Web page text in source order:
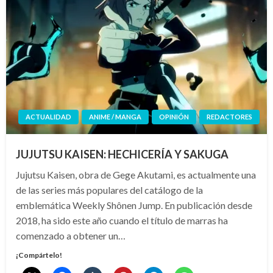
ACTUALIDAD ANIME / MANGA OPINIÓN REDACTORES
JUJUTSU KAISEN: HECHICERÍA Y SAKUGA
Jujutsu Kaisen, obra de Gege Akutami, es actualmente una
de las series más populares del catálogo de la
emblemática Weekly Shônen Jump. En publicación desde
2018, ha sido este año cuando el título de marras ha
comenzado a obtener un…
¡Compártelo!